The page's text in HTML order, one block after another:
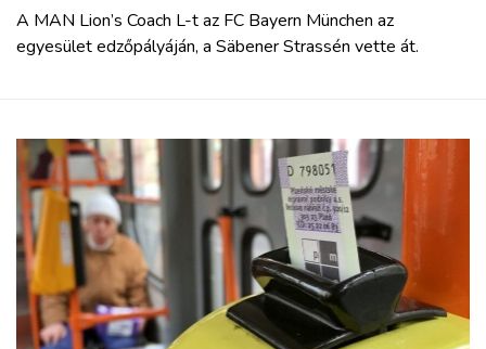
A MAN Lion’s Coach L-t az FC Bayern München az
egyesület edzőpályáján, a Säbener Strassén vette át.